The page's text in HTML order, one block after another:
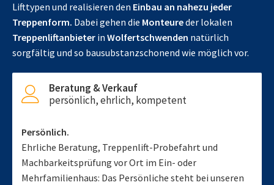
Lifttypen und realisieren den Einbau an nahezu jeder
Treppenform. Dabei gehen die Monteureder lokalen
Treppenliftanbieter in Wolfertschwenden natürlich
sorgfältig und so bausubstanzschonend wie möglich vor.
Beratung & Verkauf
persönlich, ehrlich, kompetent
Persönlich.
Ehrliche Beratung, Treppenlift-Probefahrt und
Machbarkeitsprüfung vor Ort im Ein- oder
Mehrfamilienhaus: Das Persönliche steht bei unseren